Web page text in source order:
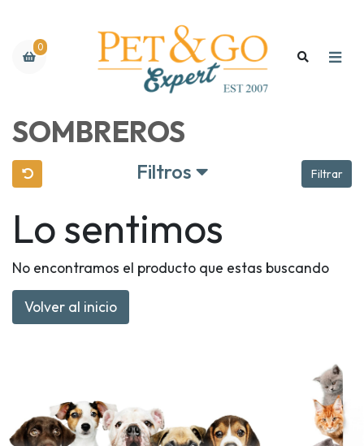
0
SOMBREROS
Filtros Filtrar
Lo sentimos
No encontramos el producto que estas buscando
Volver al inicio